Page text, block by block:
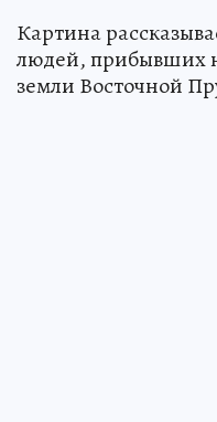
Картина
людей, прибывших
земли Восточной